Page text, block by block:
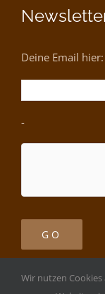
Deine Email hier:
-
Wir nutzen Cookies